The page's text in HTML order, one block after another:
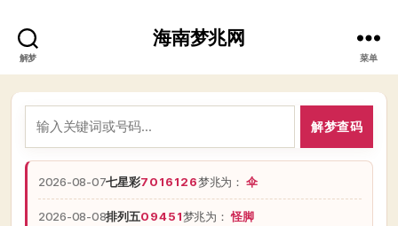
解梦
海南梦兆网
菜单
解梦查码
2026-08-07七星彩7016126梦兆为：伞
2026-08-08排列五09451梦兆为：怪脚